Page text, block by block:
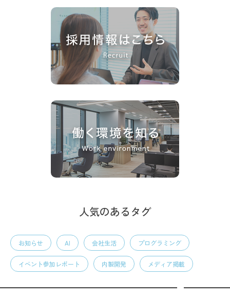
人気のあるタグ
お知らせ AI 会社生活 プログラミング
イベント参加レポート 内製開発 メディア掲載